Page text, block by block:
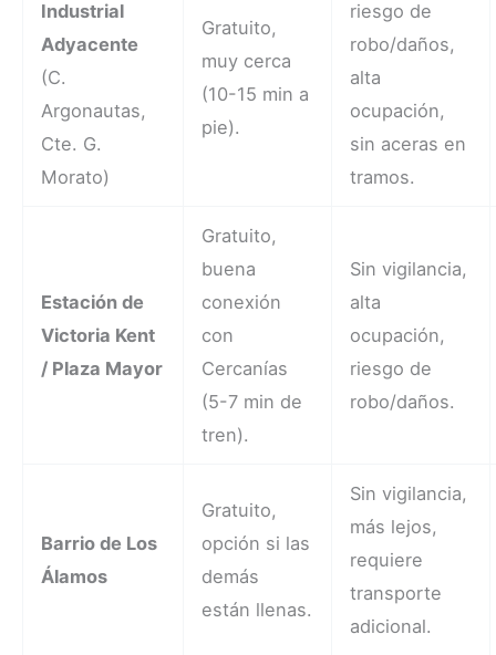
Industrial
Adyacente
(C.
Argonautas,
Cte. G.
Morato)
Gratuito,
muy cerca
(10-15 min a
pie).
riesgo de
robo/daños,
alta
ocupación,
sin aceras en
tramos.
Estación de
Victoria Kent
/ Plaza Mayor
Gratuito,
buena
conexión
con
Cercanías
(5-7 min de
tren).
Sin vigilancia,
alta
ocupación,
riesgo de
robo/daños.
Barrio de Los
Álamos
Gratuito,
opción si las
demás
están llenas.
Sin vigilancia,
más lejos,
requiere
transporte
adicional.